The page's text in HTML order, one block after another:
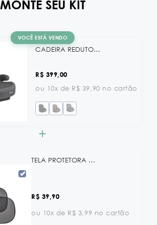
MONTE SEU KIT
VOCÊ ESTÁ VENDO
CADEIRA REDUTORA DE ASSENTO I-BOOST 125-150CM I-SIZE DARK GREY
R$ 399,00
ou 10x de R$ 39,90 no cartão
+
TELA PROTETORA SOLAR 2 PEÇAS KB
R$ 39,90
ou 10x de R$ 3,99 no cartão